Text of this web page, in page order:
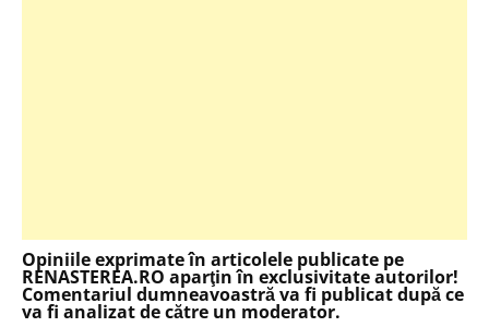
Opiniile exprimate în articolele publicate pe
RENASTEREA.RO aparţin în exclusivitate autorilor!
Comentariul dumneavoastră va fi publicat după ce
va fi analizat de către un moderator.